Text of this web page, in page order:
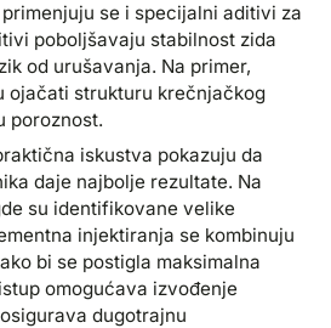
se i specijalni aditivi za
poboljšavaju stabilnost zida
od urušavanja. Na primer,
ojačati strukturu krečnjačkog
poroznost.
iskustva pokazuju da
daje najbolje rezultate. Na
su identifikovane velike
injektiranja se kombinuju
bi se postigla maksimalna
omogućava izvođenje
dugotrajnu